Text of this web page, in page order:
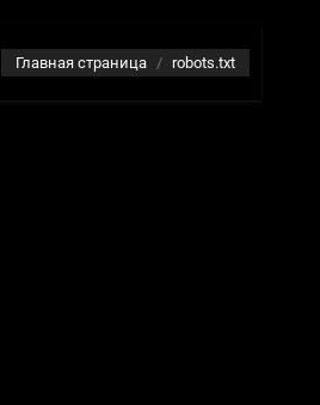
Главная страница robots.txt